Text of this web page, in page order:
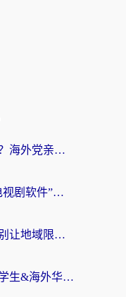
国外可以看央视影音吗知乎？海外党亲测有效的回国加速方案
海外党必看：选对“海外看电视剧软件”，再也不用愁国内剧刷不了
国外如何听国内音乐软件？别让地域限制，断了你的中文歌单
海外哪里能看奥运直播？留学生&海外华人必看的体育赛事观赛终极指南